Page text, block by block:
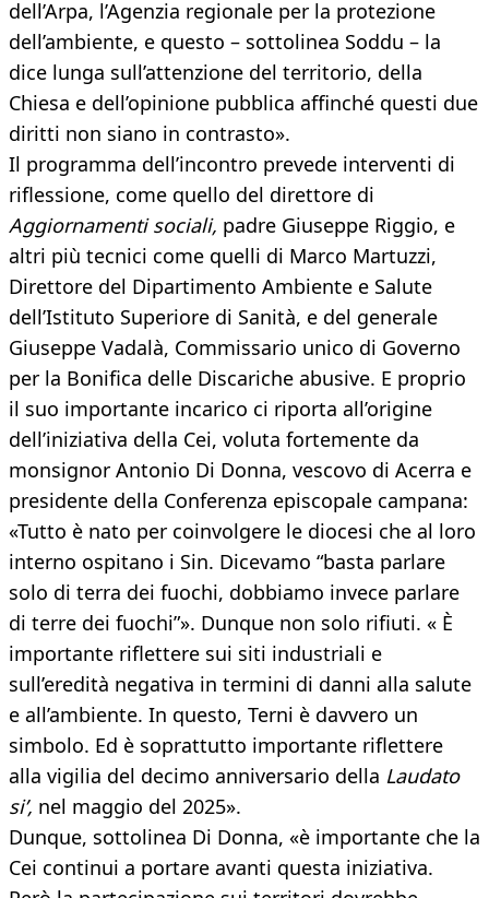
dell’Arpa, l’Agenzia regionale per la protezione
dell’ambiente, e questo – sottolinea Soddu – la
dice lunga sull’attenzione del territorio, della
Chiesa e dell’opinione pubblica affinché questi due
diritti non siano in contrasto».
Il programma dell’incontro prevede interventi di
riflessione, come quello del direttore di
Aggiornamenti sociali, padre Giuseppe Riggio, e
altri più tecnici come quelli di Marco Martuzzi,
Direttore del Dipartimento Ambiente e Salute
dell’Istituto Superiore di Sanità, e del generale
Giuseppe Vadalà, Commissario unico di Governo
per la Bonifica delle Discariche abusive. E proprio
il suo importante incarico ci riporta all’origine
dell’iniziativa della Cei, voluta fortemente da
monsignor Antonio Di Donna, vescovo di Acerra e
presidente della Conferenza episcopale campana:
«Tutto è nato per coinvolgere le diocesi che al loro
interno ospitano i Sin. Dicevamo “basta parlare
solo di terra dei fuochi, dobbiamo invece parlare
di terre dei fuochi”». Dunque non solo rifiuti. « È
importante riflettere sui siti industriali e
sull’eredità negativa in termini di danni alla salute
e all’ambiente. In questo, Terni è davvero un
simbolo. Ed è soprattutto importante riflettere
alla vigilia del decimo anniversario della Laudato
si’, nel maggio del 2025».
Dunque, sottolinea Di Donna, «è importante che la
Cei continui a portare avanti questa iniziativa.